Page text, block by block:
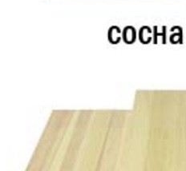
Шкаф 1-дверный
Шкафы 2-х дверные
Шкафы 5-ти
Шкафы 6-ти дверные
Шкафы купе для
Шкафы угловые для
Ящики и короба